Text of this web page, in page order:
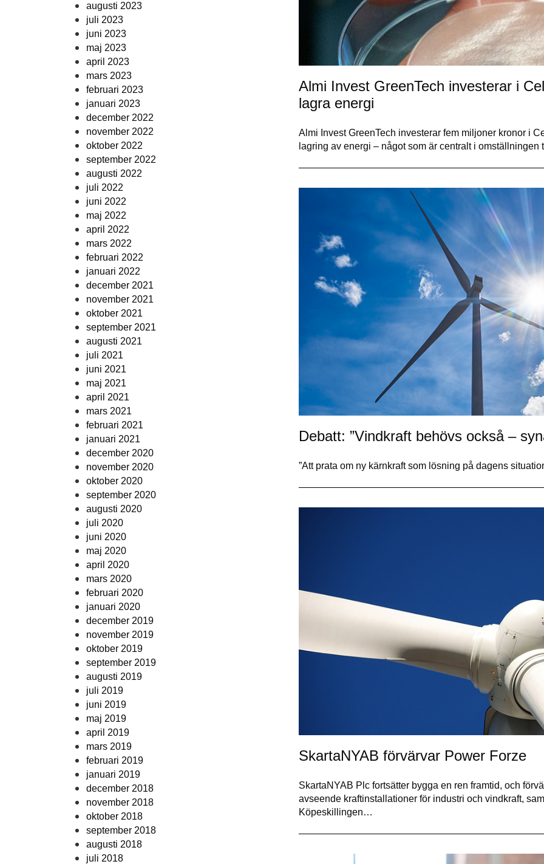
augusti 2023
juli 2023
juni 2023
maj 2023
april 2023
mars 2023
februari 2023
januari 2023
december 2022
november 2022
oktober 2022
september 2022
augusti 2022
juli 2022
juni 2022
maj 2022
april 2022
mars 2022
februari 2022
januari 2022
december 2021
november 2021
oktober 2021
september 2021
augusti 2021
juli 2021
juni 2021
maj 2021
april 2021
mars 2021
februari 2021
januari 2021
december 2020
november 2020
oktober 2020
september 2020
augusti 2020
juli 2020
juni 2020
maj 2020
april 2020
mars 2020
februari 2020
januari 2020
december 2019
november 2019
oktober 2019
september 2019
augusti 2019
juli 2019
juni 2019
maj 2019
april 2019
mars 2019
februari 2019
januari 2019
december 2018
november 2018
oktober 2018
september 2018
augusti 2018
juli 2018
Almi Invest GreenTech investerar i
lagra energi
Almi Invest GreenTech investerar fem miljoner kronor i
lagring av energi – något som är centralt i
Debatt: ”Vindkraft behövs också –
”Att prata om ny kärnkraft som lösning på dagens
SkartaNYAB förvärvar Power Forze
SkartaNYAB Plc fortsätter bygga en ren framtid, och
avseende kraftinstallationer för industri och vindkraft,
Köpeskillingen…